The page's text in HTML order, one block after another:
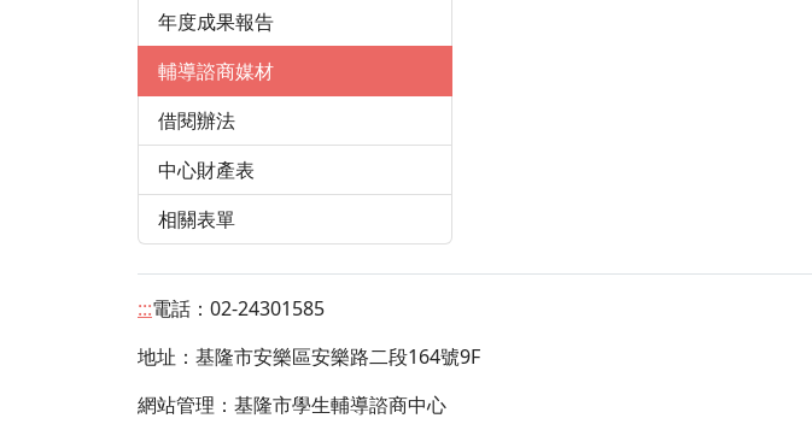
年度成果報告
輔導諮商媒材
借閱辦法
中心財產表
相關表單
:::電話：02-24301585
地址： 基隆市安樂區安樂路二段164號9F
網站管理：基隆市學生輔導諮商中心